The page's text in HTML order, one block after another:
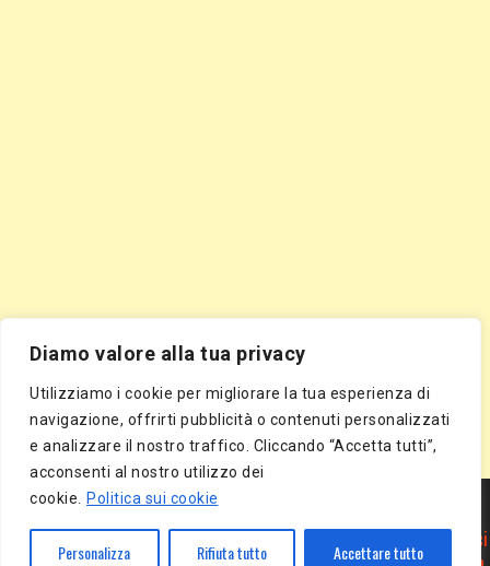
Diamo valore alla tua privacy
Utilizziamo i cookie per migliorare la tua esperienza di
navigazione, offrirti pubblicità o contenuti personalizzati
e analizzare il nostro traffico. Cliccando “Accetta tutti”,
acconsenti al nostro utilizzo dei
cookie.
Politica sui cookie
Personalizza Rifiuta tutto Accettare tutto
Segnala Sito Gratis| Segnala Azienda Gratis
Directory Gratis|Segnala Sito Gratis
Inserisci Azienda Gratis |Directory Gratis| Article Marketing
Inserisci